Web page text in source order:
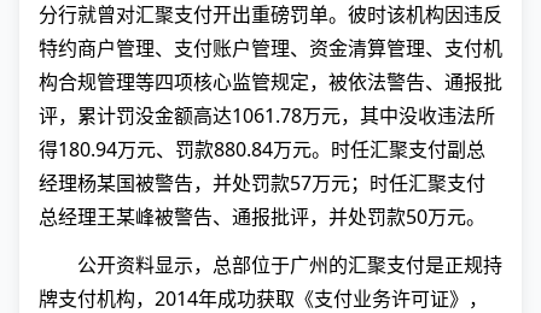
分行就曾对汇聚支付开出重磅罚单。彼时该机构因违反
特约商户管理、支付账户管理、资金清算管理、支付机
构合规管理等四项核心监管规定，被依法警告、通报批
评，累计罚没金额高达1061.78万元，其中没收违法所
得180.94万元、罚款880.84万元。时任汇聚支付副总
经理杨某国被警告，并处罚款57万元；时任汇聚支付
总经理王某峰被警告、通报批评，并处罚款50万元。
公开资料显示，总部位于广州的汇聚支付是正规持
牌支付机构，2014年成功获取《支付业务许可证》，